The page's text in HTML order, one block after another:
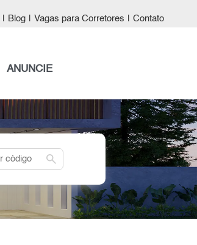
Blog Vagas para Corretores Contato
ANUNCIE
search